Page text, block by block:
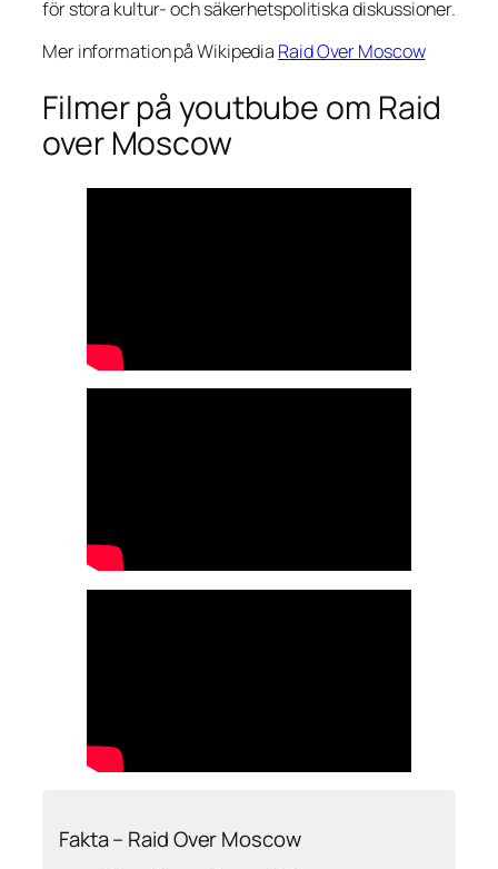
för stora kultur- och säkerhetspolitiska diskussioner.
Mer information på Wikipedia Raid Over Moscow
Filmer på youtbube om Raid
over Moscow
Fakta – Raid Over Moscow